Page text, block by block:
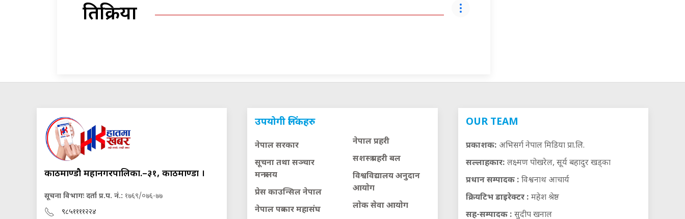
प्रतिक्रिया
काठमाण्डौ महानगरपालिका.–३१, काठमाण्डौं ।
सूचना विभागः दर्ता प्र.प. नं.: १७६९/०७६-७७
९८५११११२२४
उपयोगी लिंकहरु
नेपाल सरकार
सूचना तथा सञ्चार
मन्त्रालय
प्रेस काउन्सिल नेपाल
नेपाल पत्रकार महासंघ
नेपाल प्रहरी
सशस्त्र प्रहरी बल
विश्वविद्यालय अनुदान
आयाेग
लाेक सेवा आयाेग
OUR TEAM
प्रकाशक: अभिसर्ग नेपाल मिडिया प्रा.लि.
सल्लाहकार: लक्ष्मण पोखरेल, सूर्य बहादुर खड्का
प्रधान सम्पादक : विश्वनाथ आचार्य
क्रियटिभ डाइरेक्टर : महेश श्रेष्ठ
सह-सम्पादक : सुदीप खनाल